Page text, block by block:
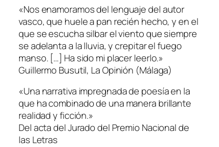
«Nos enamoramos del lenguaje del autor
vasco, que huele a pan recién hecho, y en el
que se escucha silbar el viento que siempre
se adelanta a la lluvia, y crepitar el fuego
manso. […] Ha sido mi placer leerlo.»
Guillermo Busutil, La Opinión (Málaga)
«Una narrativa impregnada de poesía en la
que ha combinado de una manera brillante
realidad y ficción.»
Del acta del Jurado del Premio Nacional de
las Letras